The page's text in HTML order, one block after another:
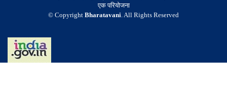
एक परियोजना
© Copyright Bharatavani. All Rights Reserved